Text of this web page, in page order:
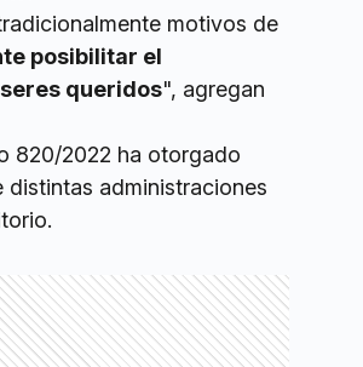
motivos de
posibilitar el
queridos", agregan
820/2022 ha otorgado
distintas administraciones